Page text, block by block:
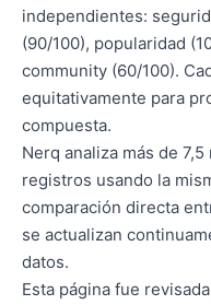
independientes:
(90/100), popularidad
community (60/100).
equitativamente para
compuesta.
Nerq analiza más de
registros usando la
comparación directa
se actualizan
datos.
Esta página fue